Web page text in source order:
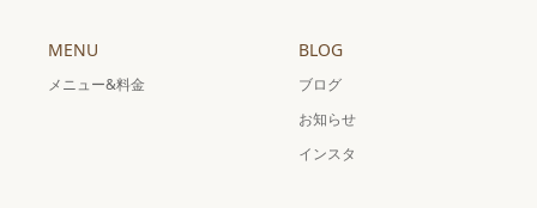
MENU
メニュー&料金
BLOG
ブログ
お知らせ
インスタ